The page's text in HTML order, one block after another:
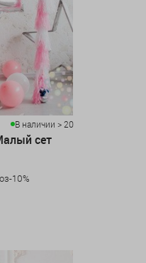
В наличии > 20
сет
10%